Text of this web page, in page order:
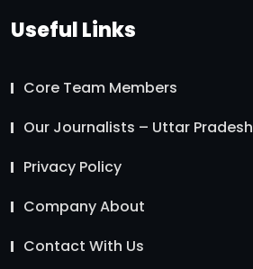
Useful Links
Core Team Members
Our Journalists – Uttar Pradesh
Privacy Policy
Company About
Contact With Us